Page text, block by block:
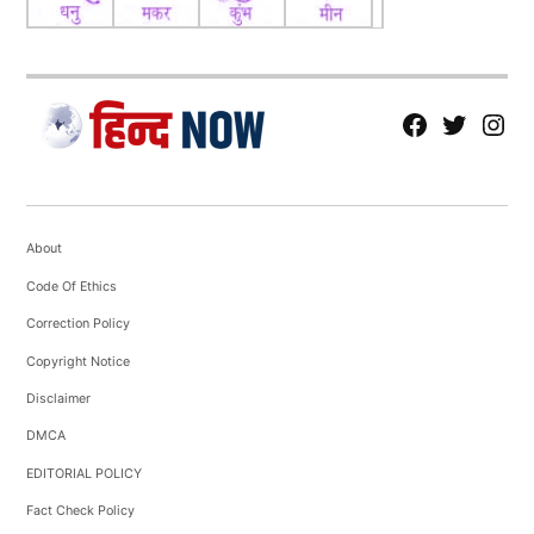
fb Tw tw
About
Code Of Ethics
Correction Policy
Copyright Notice
Disclaimer
DMCA
EDITORIAL POLICY
Fact Check Policy